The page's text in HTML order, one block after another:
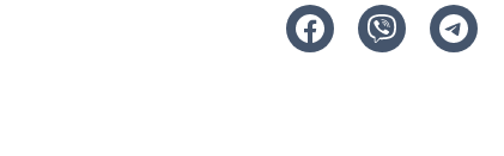
Лимонная –
природных
оптимизирует